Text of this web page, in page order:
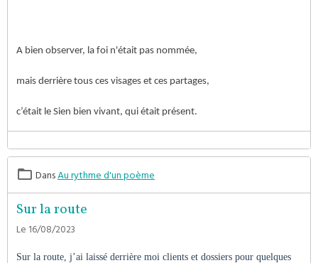
A bien observer, la foi n'était pas nommée,
mais derrière tous ces visages et ces partages,
c’était le Sien bien vivant, qui était présent.
DansAu rythme d'un poème
Sur la route
Le 16/08/2023
Sur la route, j’ai laissé derrière moi clients et dossiers pour quelques